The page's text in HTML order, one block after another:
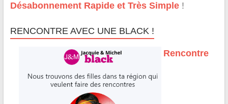
Désabonnement Rapide et Très Simple!
RENCONTRE AVEC UNE BLACK !
Rencontre